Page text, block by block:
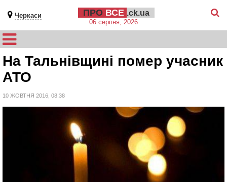
Черкаси ПРО ВСЕ .ck.ua
06 серпня, 2026
На Тальнівщині помер учасник
АТО
10 ЖОВТНЯ 2016, 08:38